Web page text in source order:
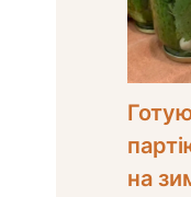
на